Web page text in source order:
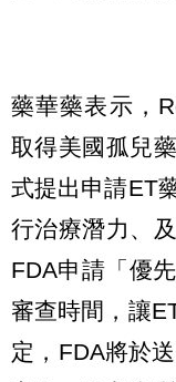
藥華藥表示，
取得美國孤兒
式提出申請ET
行治療潛力、
FDA申請「優
審查時間，讓
定，FDA將於